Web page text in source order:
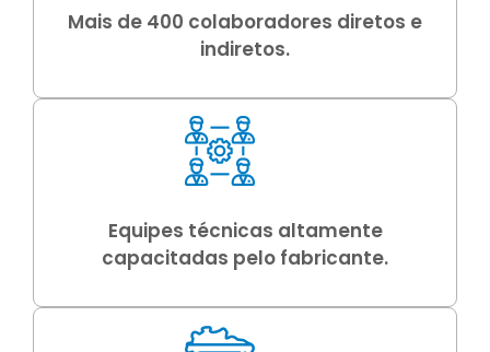
Mais de 400 colaboradores diretos e
indiretos.
Equipes técnicas altamente
capacitadas pelo fabricante.